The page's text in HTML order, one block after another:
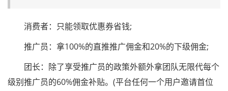
消费者：只能领取优惠券省钱;
推广员：拿100%的直推推广佣金和20%的下级佣金;
团长：除了享受推广员的政策外额外拿团队无限代每个
级别推广员的60%佣金补贴。(平台任何一个用户邀请首位